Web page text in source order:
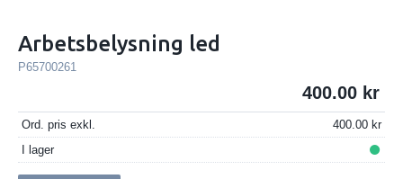
Arbetsbelysning led
P65700261
400.00
Ord. pris exkl.
400.00
I lager